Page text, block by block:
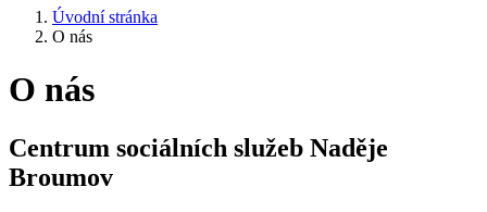
Úvodní stránka
O nás
O nás
Centrum sociálních služeb Naděje
Broumov